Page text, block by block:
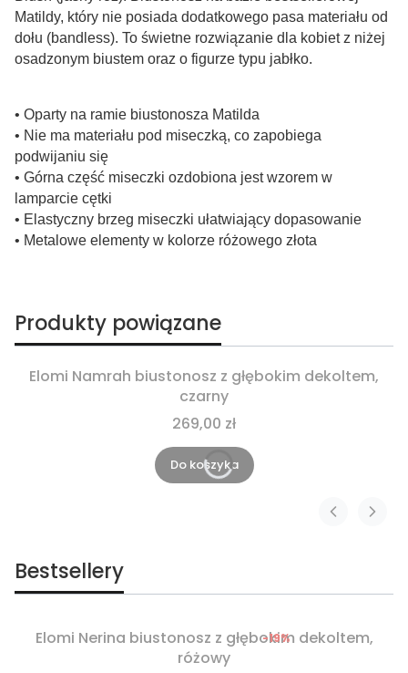
Matildy, który nie posiada dodatkowego pasa materiału od
dołu (bandless). To świetne rozwiązanie dla kobiet z niżej
osadzonym biustem oraz o figurze typu jabłko.
• Oparty na ramie biustonosza Matilda
• Nie ma materiału pod miseczką, co zapobiega
podwijaniu się
• Górna część miseczki ozdobiona jest wzorem w
lamparcie cętki
• Elastyczny brzeg miseczki ułatwiający dopasowanie
• Metalowe elementy w kolorze różowego złota
Produkty powiązane
Elomi Namrah biustonosz z głębokim dekoltem,
czarny
269,00 zł
Do koszyka
Bestsellery
Okazja
Elomi Nerina biustonosz z głębokim dekoltem,
różowy
-19%